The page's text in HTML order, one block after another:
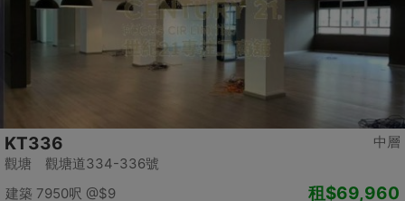
中層
KT336
觀塘 觀塘道334-336號
建築 7950呎 @$9
租$69,960